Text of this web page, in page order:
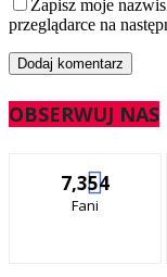
Zapisz moje
przeglądarce na
OBSERWUJ NAS
7,354
Fani